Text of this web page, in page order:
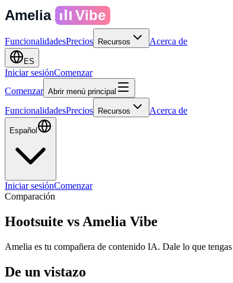
Amelia Vibe
FuncionalidadesPrecios Recursos Acerca de
ES
Iniciar sesiónComenzar
Comenzar Abrir menú principal
FuncionalidadesPrecios Recursos Acerca de
Español
Iniciar sesiónComenzar
Comparación
Hootsuite vs Amelia Vibe
Amelia es tu compañera de contenido IA. Dale lo que
De un vistazo